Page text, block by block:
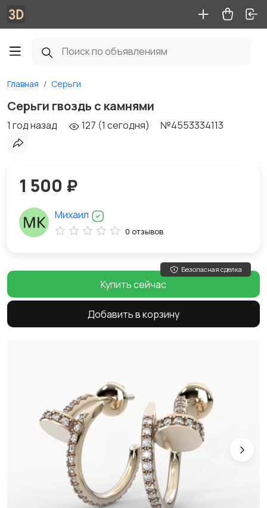
Главная Серьги
Серьги гвоздь с камнями
1 год назад 127 (1 сегодня) №4553334113
1 500 ₽
Михаил
0 отзывов
Безопасная сделка
Купить сейчас
Добавить в корзину